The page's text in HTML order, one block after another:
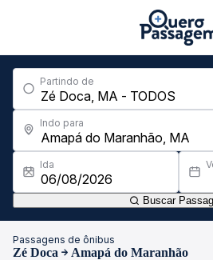
Partindo de
Indo para
Ida
Buscar
Passagens de ônibus
Zé Doca Amapá do Maranhão